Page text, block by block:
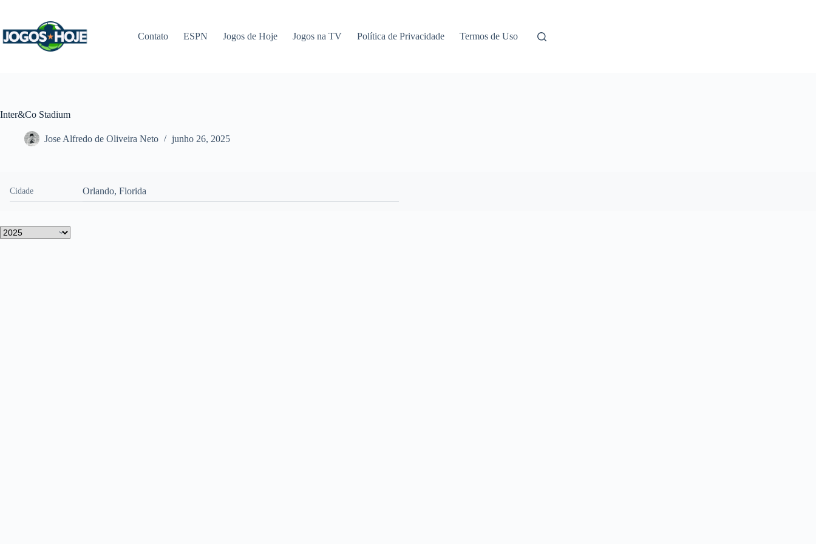
conteúdo
Contato ESPN Jogos de Hoje Jogos na TV Política de Privacidade Termos de Uso
Inter&Co Stadium
Jose Alfredo de Oliveira Neto junho 26, 2025
Cidade Orlando, Florida